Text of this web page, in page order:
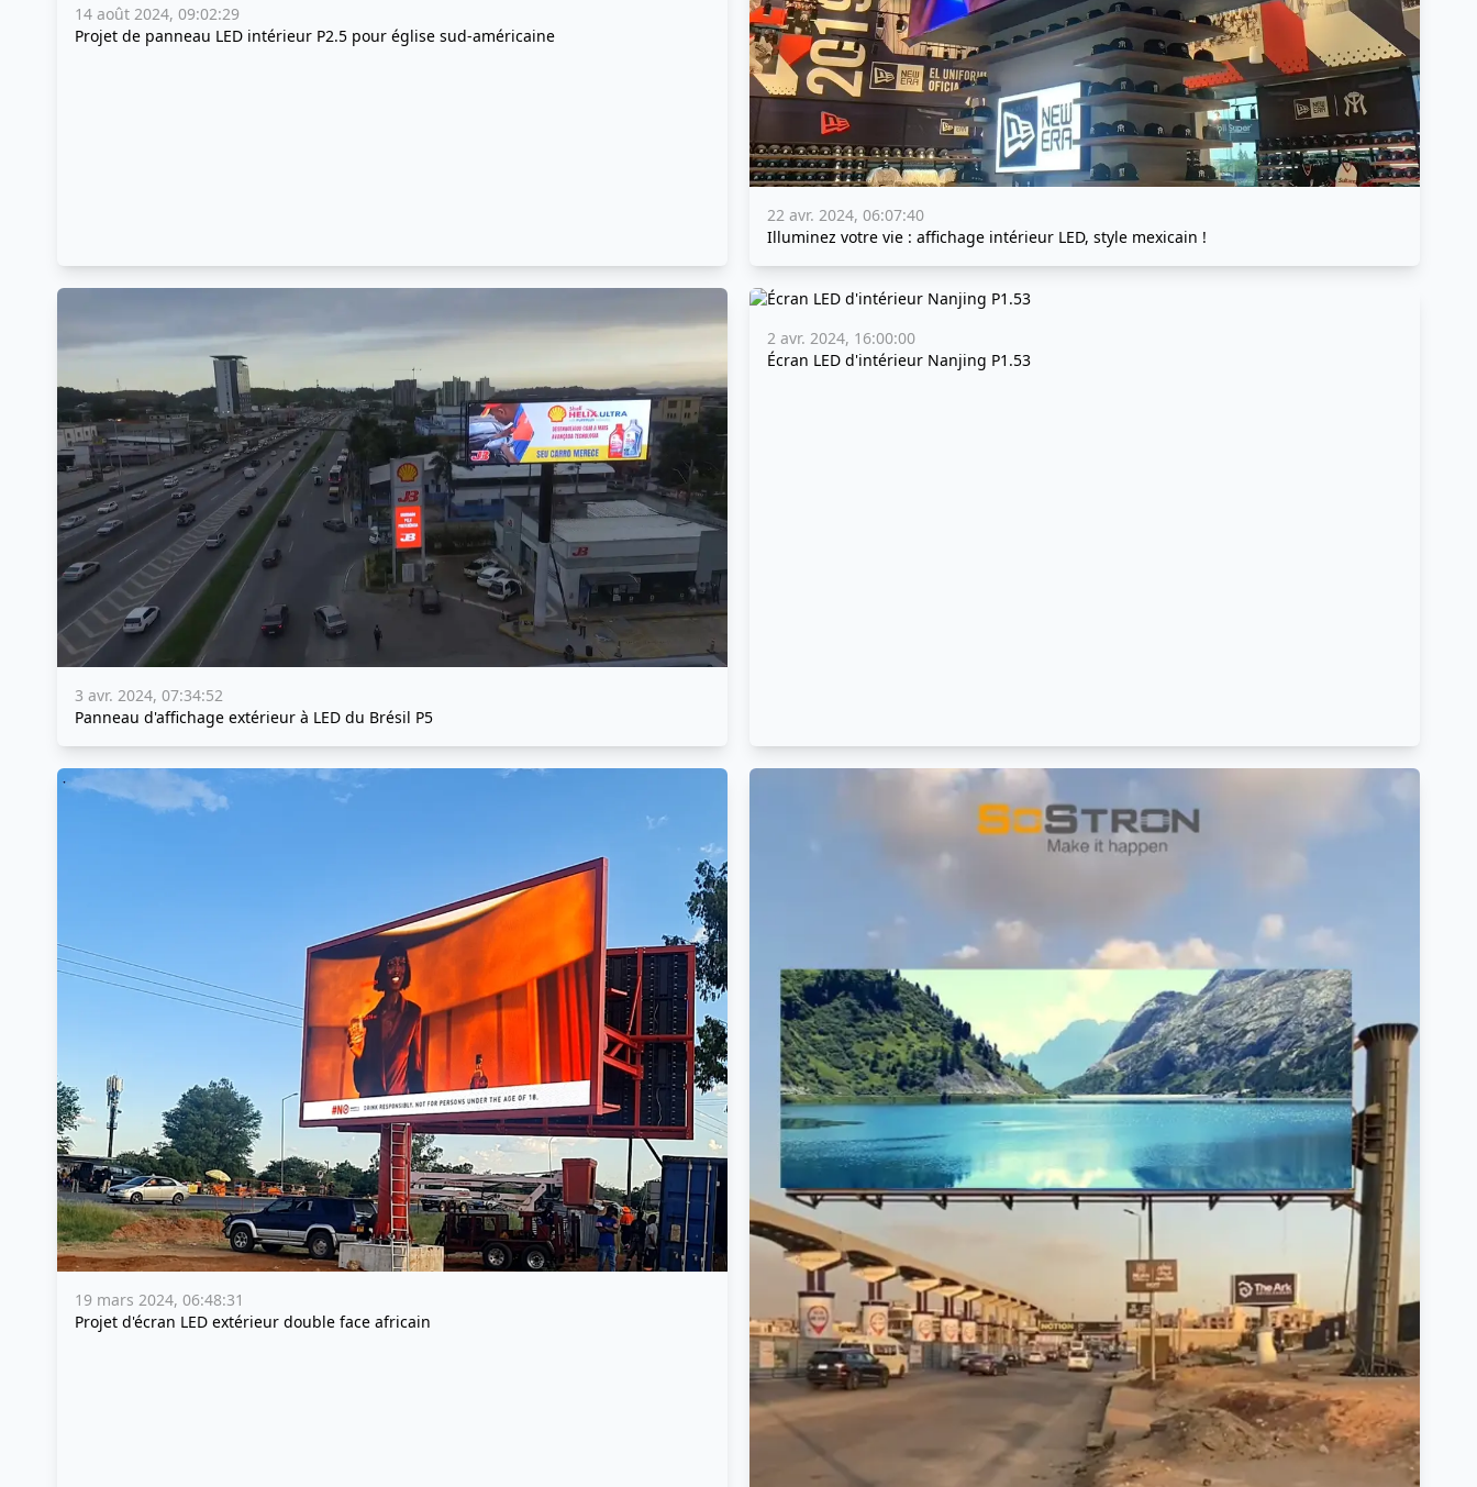
14 août 2024, 09:02:29
Projet de panneau LED intérieur P2.5 pour église sud-américaine
22 avr. 2024, 06:07:40
Illuminez votre vie : affichage intérieur LED, style mexicain !
3 avr. 2024, 07:34:52
Panneau d'affichage extérieur à LED du Brésil P5
2 avr. 2024, 16:00:00
Écran LED d'intérieur Nanjing P1.53
19 mars 2024, 06:48:31
Projet d'écran LED extérieur double face africain